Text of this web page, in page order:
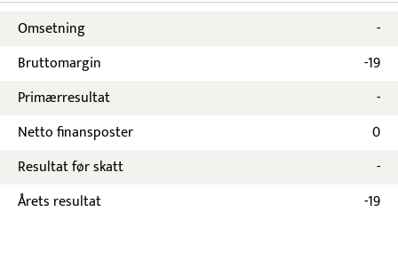
Omsetning
-
Bruttomargin
-19
Primærresultat
-
Netto finansposter
0
Resultat før skatt
-
Årets resultat
-19